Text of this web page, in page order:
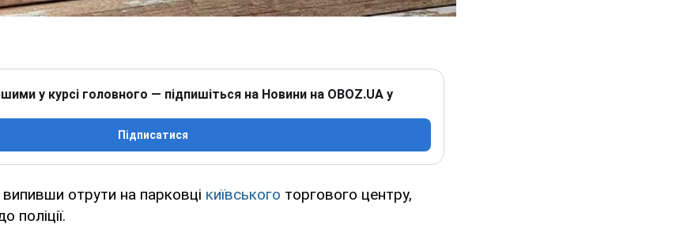
у курсі головного — підпишіться на Новини на OBOZ.UA у
Підписатися
отрути на парковці київського торгового центру,
поліції.